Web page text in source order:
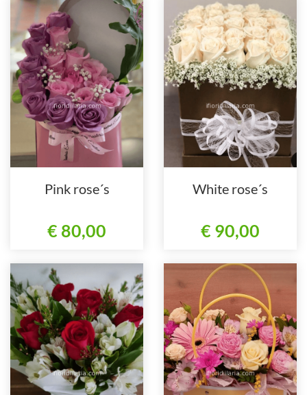
Pink rose´s
€ 80,00
White rose´s
€ 90,00